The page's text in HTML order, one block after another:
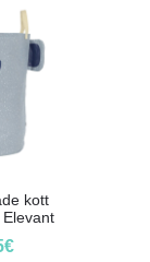
kott
€